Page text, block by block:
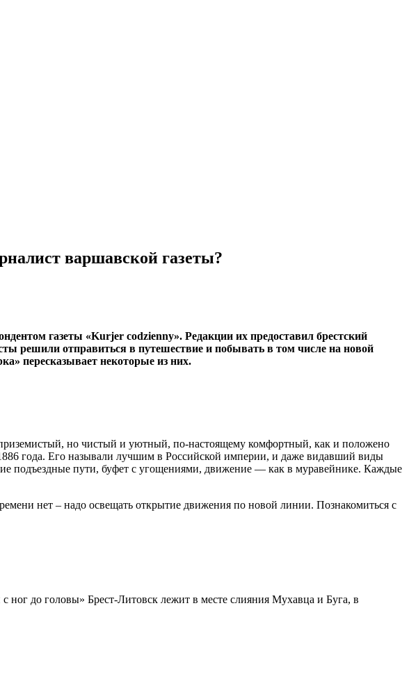
варшавской газеты?
газеты «Kurjer codzienny». Редакции их предоставил брестский
решили отправиться в путешествие и побывать в том числе на новой
пересказывает некоторые из них.
но чистый и уютный, по-настоящему комфортный, как и положено
года. Его называли лучшим в Российской империи, и даже видавший виды
подъездные пути, буфет с угощениями, движение — как в муравейнике. Каждые
нет – надо освещать открытие движения по новой линии. Познакомиться с
ног до головы» Брест-Литовск лежит в месте слияния Мухавца и Буга, в